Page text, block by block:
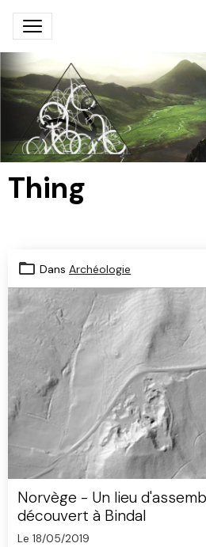
Thing
Dans Archéologie
Norvège - Un lieu
découvert à Bindal
Le 18/05/2019